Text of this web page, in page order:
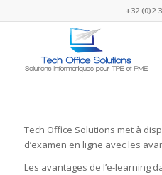
+32 (0)2
Tech Office Solutions met à
d’examen en ligne avec les
Les avantages de l’e-learning